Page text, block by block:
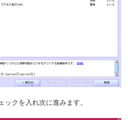
ックを入れ次に進みます。